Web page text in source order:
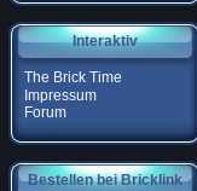
Interaktiv
The Brick Time
Impressum
Forum
Bestellen bei Bricklink